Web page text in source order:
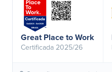
Great Place to Work
Certificada 2025/26